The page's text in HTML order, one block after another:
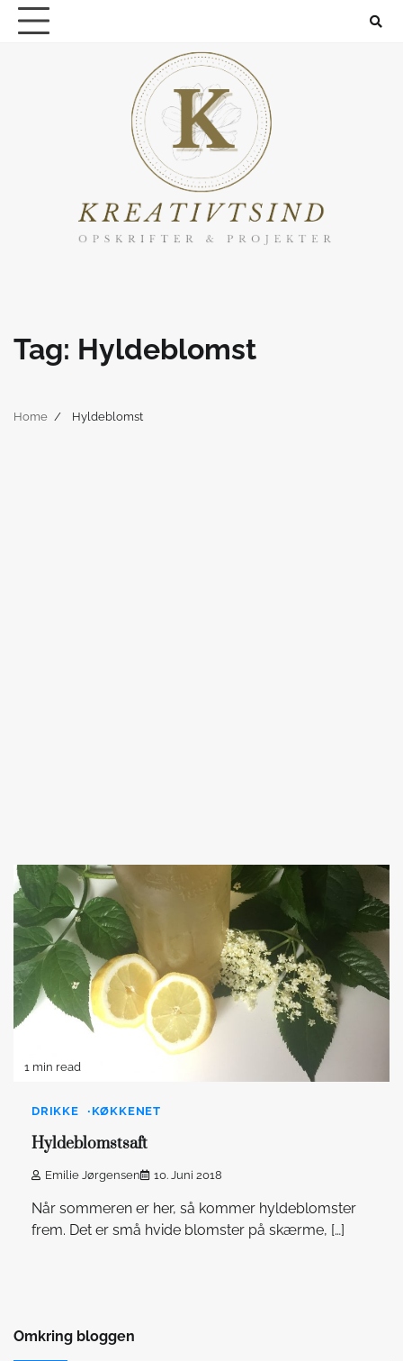
Skip
Tag: Hyldeblomst
Home Hyldeblomst
1 min read
DRIKKE KØKKENET
Hyldeblomstsaft
Emilie Jørgensen 10. Juni 2018
Når sommeren er her, så kommer hyldeblomster
frem. Det er små hvide blomster på skærme, […]
Omkring bloggen